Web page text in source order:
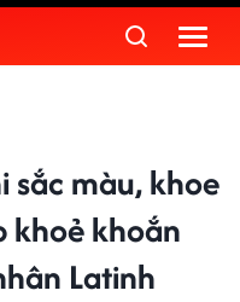
sắc màu, khoe
khoẻ khoắn
Latinh